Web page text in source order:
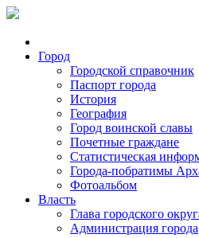
Город
Городской справочник
Паспорт города
История
География
Город воинской славы
Почетные граждане
Статистическая
Города-побратимы
Фотоальбом
Власть
Глава городского
Администрация города